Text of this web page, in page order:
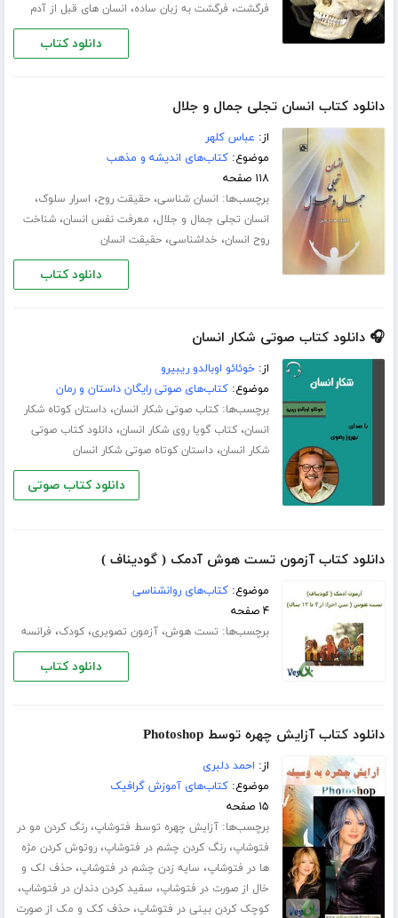
فرگشت، فرگشت به زبان ساده، انسان های قبل از آدم
دانلود کتاب
دانلود کتاب انسان تجلی جمال و جلال
از: عباس کلهر
موضوع:کتاب‌های اندیشه و مذهب
۱۱۸ صفحه
برچسب‌ها: انسان شناسی،حقیقت روح، اسرار سلوک،
انسان تجلی جمال و جلال، معرفت نفس انسان،شناخت
روح انسان، خداشناسی،حقیقت انسان
دانلود کتاب
🎧 دانلود کتاب صوتی شکار انسان
از:خوئائو اوبالدو ریبیرو
موضوع:کتاب‌های صوتی رایگان داستان و رمان
برچسب‌ها:کتاب صوتی شکار انسان،داستان کوتاه شکار
انسان،کتاب گویا روی شکار انسان،دانلود کتاب صوتی
شکار انسان،داستان کوتاه صوتی شکار انسان
دانلود کتاب صوتی
دانلود کتاب آزمون تست هوش آدمک ( گودیناف )
موضوع:کتاب‌های روانشناسی
۴ صفحه
برچسب‌ها: تست هوش،آزمون تصویری،کودک، فرانسه
دانلود کتاب
دانلود کتاب آزایش چهره توسط Photoshop
از: احمد دلبری
موضوع:کتاب‌های آموزش گرافیک
۱۵ صفحه
برچسب‌ها:آزایش چهره توسط فتوشاپ،رنگ کردن مو در
فتوشاپ،رنگ کردن چشم در فتوشاپ،روتوش کردن مژه
ها در فتوشاپ، سایه زدن چشم در فتوشاپ،حذف لک و
خال از صورت در فتوشاپ، سفید کردن دندان در فتوشاپ،
کوچک کردن بینی در فتوشاپ،حذف کک و مک از صورت